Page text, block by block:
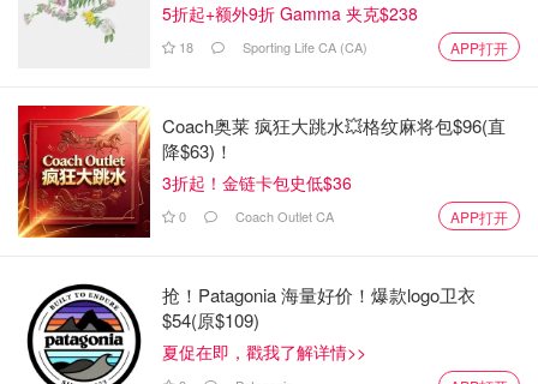
5折起+额外9折 Gamma 夹克$238
18 Sporting Life CA (CA) APP打开
Coach奥莱 疯狂大跳水💥格纹麻将包$96(直
降$63)！
3折起！金链卡包史低$36
0 Coach Outlet CA APP打开
抢！Patagonia 海量好价！爆款logo卫衣
$54(原$109)
夏促在即，戳我了解详情>>